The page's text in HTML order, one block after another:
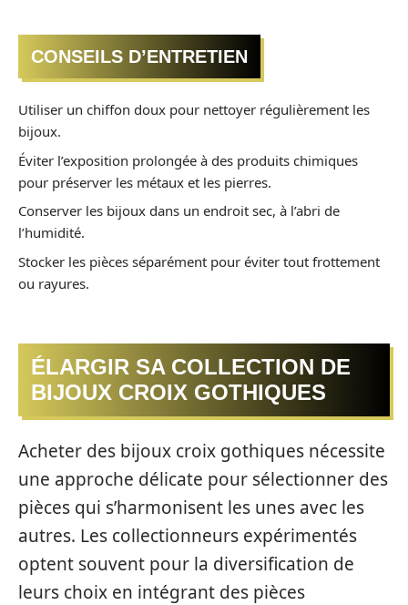
CONSEILS D’ENTRETIEN
Utiliser un chiffon doux pour nettoyer régulièrement les
bijoux.
Éviter l’exposition prolongée à des produits chimiques
pour préserver les métaux et les pierres.
Conserver les bijoux dans un endroit sec, à l’abri de
l’humidité.
Stocker les pièces séparément pour éviter tout frottement
ou rayures.
ÉLARGIR SA COLLECTION DE
BIJOUX CROIX GOTHIQUES
Acheter des bijoux croix gothiques nécessite
une approche délicate pour sélectionner des
pièces qui s’harmonisent les unes avec les
autres. Les collectionneurs expérimentés
optent souvent pour la diversification de
leurs choix en intégrant des pièces